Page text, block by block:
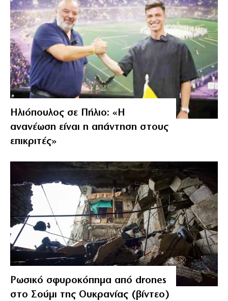
Ηλιόπουλος σε Πήλιο: «Η
ανανέωση είναι η απάντηση στους
επικριτές»
Ρωσικό σφυροκόπημα από drones
στο Σούμι της Ουκρανίας (βίντεο)